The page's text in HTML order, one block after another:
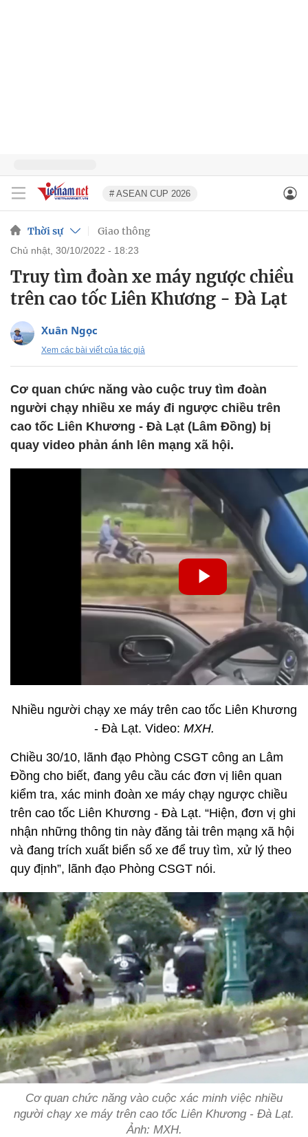
# ASEAN CUP 2026
Thời sự Giao thông
chủ nhật, 30/10/2022 - 18:23
Truy tìm đoàn xe máy ngược chiều
trên cao tốc Liên Khương - Đà Lạt
Xuân Ngọc
Xem các bài viết của tác giả
Cơ quan chức năng vào cuộc truy tìm đoàn
người chạy nhiều xe máy đi ngược chiều trên
cao tốc Liên Khương - Đà Lạt (Lâm Đồng) bị
quay video phản ánh lên mạng xã hội.
Nhiều người chạy xe máy trên cao tốc Liên Khương
- Đà Lạt. Video: MXH.
Chiều 30/10, lãnh đạo Phòng CSGT công an Lâm
Đồng cho biết, đang yêu cầu các đơn vị liên quan
kiểm tra, xác minh đoàn xe máy chạy ngược chiều
trên cao tốc Liên Khương - Đà Lạt. “Hiện, đơn vị ghi
nhận những thông tin này đăng tải trên mạng xã hội
và đang trích xuất biển số xe để truy tìm, xử lý theo
quy định”, lãnh đạo Phòng CSGT nói.
Cơ quan chức năng vào cuộc xác minh việc nhiều
người chạy xe máy trên cao tốc Liên Khương - Đà Lạt.
Ảnh: MXH.